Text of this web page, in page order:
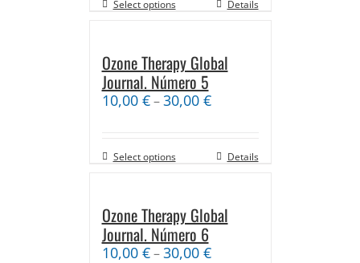
Select options Details
Ozone Therapy Global
Journal. Número 5
10,00 €–30,00 €
Select options Details
Ozone Therapy Global
Journal. Número 6
10,00 €–30,00 €